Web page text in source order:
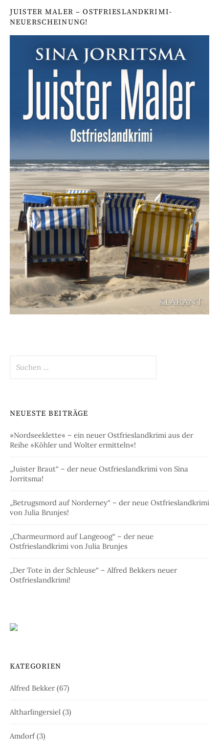
JUISTER MALER – OSTFRIESLANDKRIMI-
NEUERSCHEINUNG!
nach:
NEUESTE BEITRÄGE
»Nordseeklette« – ein neuer Ostfrieslandkrimi aus der
Reihe »Köhler und Wolter ermitteln«!
„Juister Braut“ – der neue Ostfrieslandkrimi von Sina
Jorritsma!
„Betrugsmord auf Norderney“ – der neue Ostfrieslandkrimi
von Julia Brunjes!
„Charmeurmord auf Langeoog“ – der neue
Ostfrieslandkrimi von Julia Brunjes
„Der Tote in der Schleuse“ – Alfred Bekkers neuer
Ostfrieslandkrimi!
KATEGORIEN
Alfred Bekker(67)
Altharlingersiel (3)
Amdorf(3)